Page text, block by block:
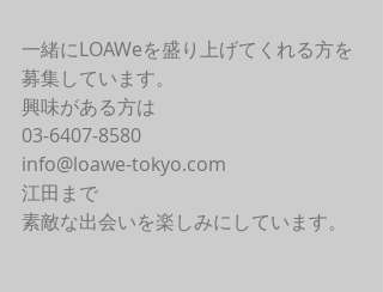
一緒にLOAWeを盛り上げてくれる方を
募集しています。
興味がある方は
03-6407-8580
info@loawe-tokyo.com
江田まで
素敵な出会いを楽しみにしています。